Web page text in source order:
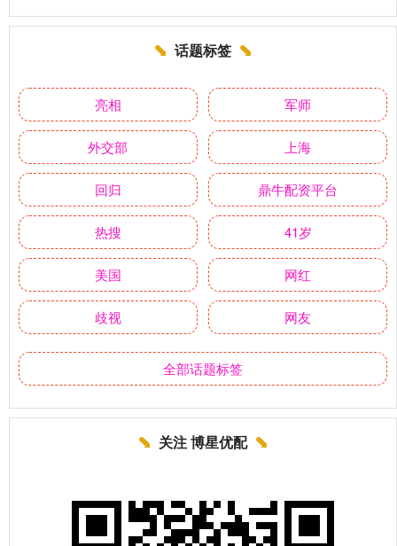
话题标签
亮相 军师
外交部 上海
回归 鼎牛配资平台
热搜 41岁
美国 网红
歧视 网友
全部话题标签
关注 博星优配